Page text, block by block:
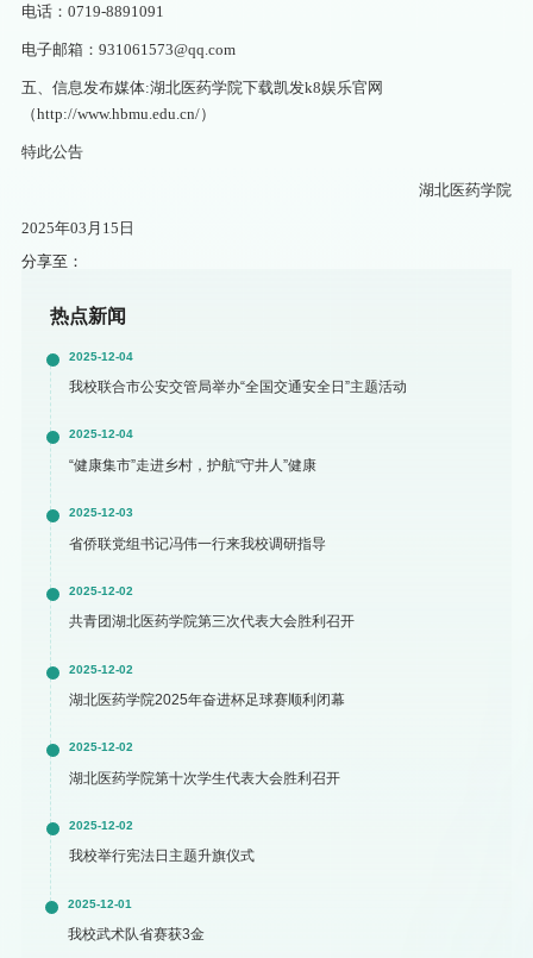
电话：0719-8891091
电子邮箱： 931061573@qq.com
五、信息发布媒体:湖北医药学院下载凯发k8娱乐官网
（http://www.hbmu.edu.cn/）
特此公告
湖北医药学院
2025年03月15日
分享至：
热点新闻
2025-12-04
我校联合市公安交管局举办“全国交通安全日”主题活动
2025-12-04
“健康集市”走进乡村，护航“守井人”健康
2025-12-03
省侨联党组书记冯伟一行来我校调研指导
2025-12-02
共青团湖北医药学院第三次代表大会胜利召开
2025-12-02
湖北医药学院2025年奋进杯足球赛顺利闭幕
2025-12-02
湖北医药学院第十次学生代表大会胜利召开
2025-12-02
我校举行宪法日主题升旗仪式
2025-12-01
我校武术队省赛获3金